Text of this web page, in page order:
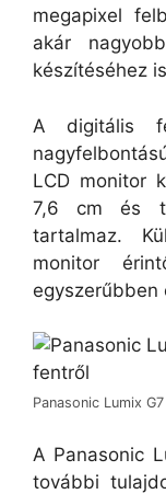
megapixel
akár
készítéséhez
A digitális
LCD monitor
7,6 cm és
tartalmaz.
monitor
egyszerűbben
Panasonic Lumix
A Panasonic
további